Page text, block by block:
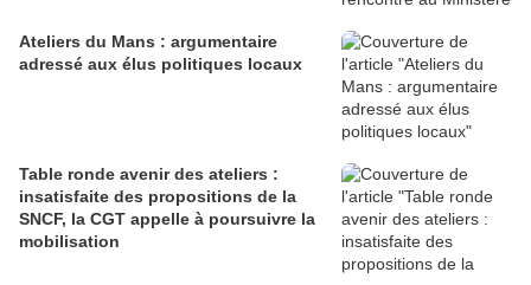
Ateliers du Mans : argumentaire
adressé aux élus politiques locaux
Table ronde avenir des ateliers :
insatisfaite des propositions de la
SNCF, la CGT appelle à poursuivre la
mobilisation